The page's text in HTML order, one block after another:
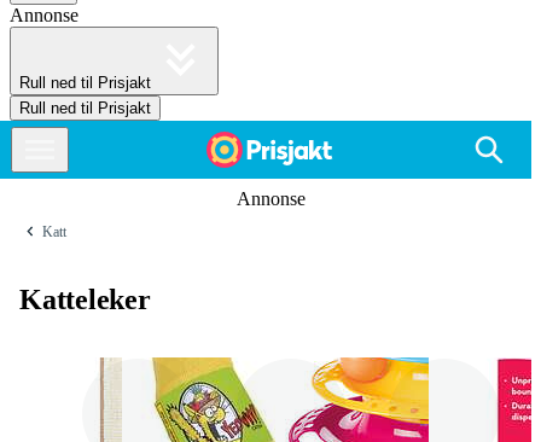
Annonse
Rull ned til Prisjakt
Rull ned til Prisjakt
Annonse
Katt
Katteleker